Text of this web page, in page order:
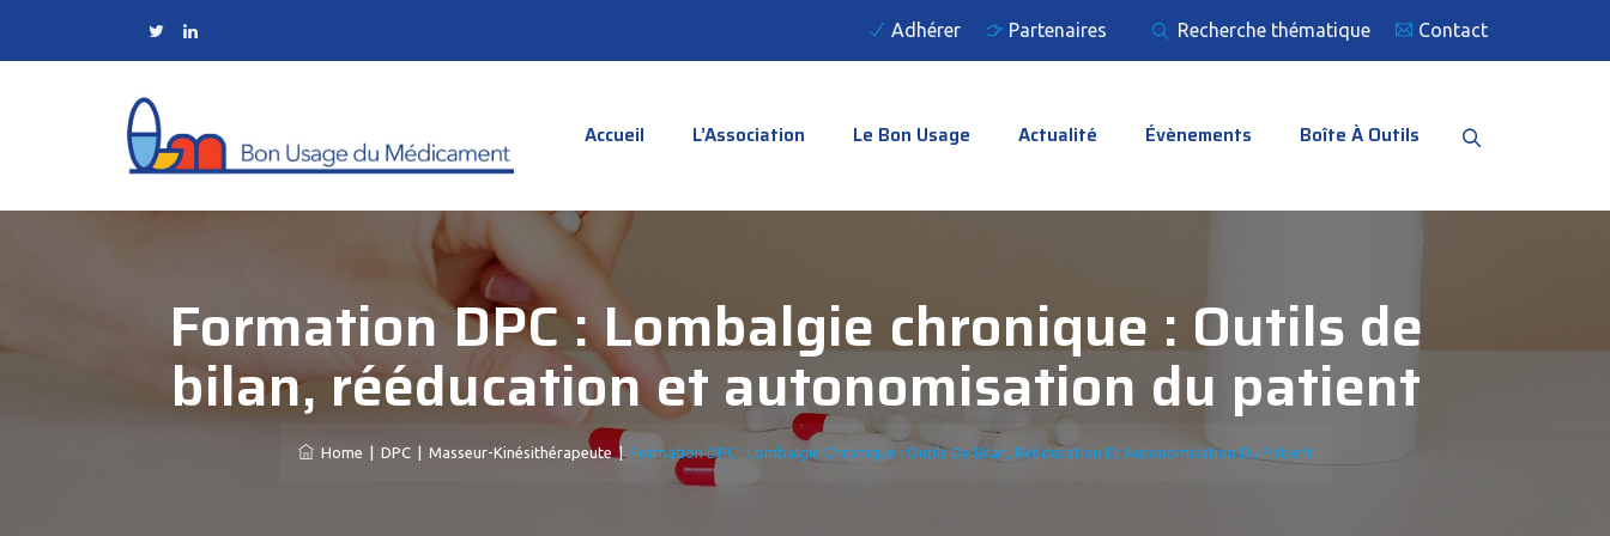
Adhérer Partenaires Recherche thématique Contact
Accueil L’Association Le Bon Usage Actualité Évènements Boîte À Outils
Formation DPC : Lombalgie chronique : Outils de
bilan, rééducation et autonomisation du patient
Home DPC| Masseur-Kinésithérapeute | Formation DPC : Lombalgie Chronique : Outils De Bilan, Rééducation Et Autonomisation Du Patient